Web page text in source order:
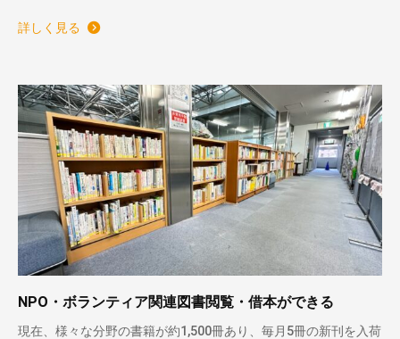
詳しく見る
NPO・ボランティア関連図書閲覧・借本ができる
現在、様々な分野の書籍が約1,500冊あり、毎月5冊の新刊を入荷